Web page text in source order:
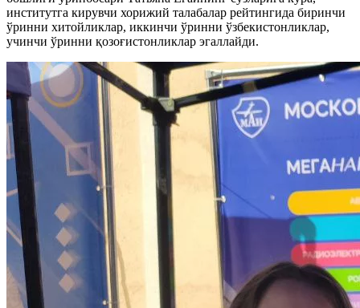
институтга кирувчи хорижий талабалар рейтингида биринчи
ўринни хитойликлар, иккинчи ўринни ўзбекистонликлар,
учинчи ўринни қозоғистонликлар эгаллайди.